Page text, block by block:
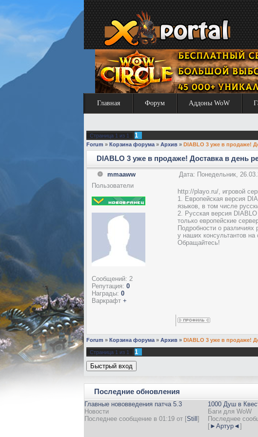
Главная Форум Аддоны WoW
Страница 1 из 1 1
Forum » Корзина форума » Архив » DIABLO 3 уже в продаже!
DIABLO 3 уже в продаже! Доставка в день
mmaaww Дата: Понедельник,
Пользователи
Сообщений: 2
Репутация: 0
Награды: 0
Варкрафт +
http://playo.ru/, игровой
1. Европейская версия
языков, в том числе
2. Русская версия
только европейские
Подробности о
у наших консультантов
Обращайтесь!
Forum » Корзина форума » Архив » DIABLO 3 уже в продаже!
Страница 1 из 1
1
Последние обновления
Главные нововведения патча 5.3
Новости
Последнее сообщение в 01:19 от [Still ]
1000 Душ в
Баги для WoW
Последнее
[►Артур◄]